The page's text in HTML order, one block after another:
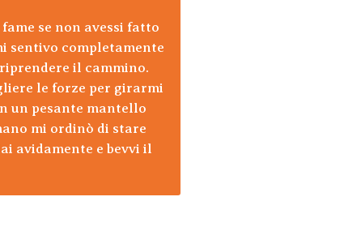
se non avessi fatto
sentivo completamente
il cammino.
le forze per girarmi
un pesante mantello
mi ordinò di stare
avidamente e bevvi il